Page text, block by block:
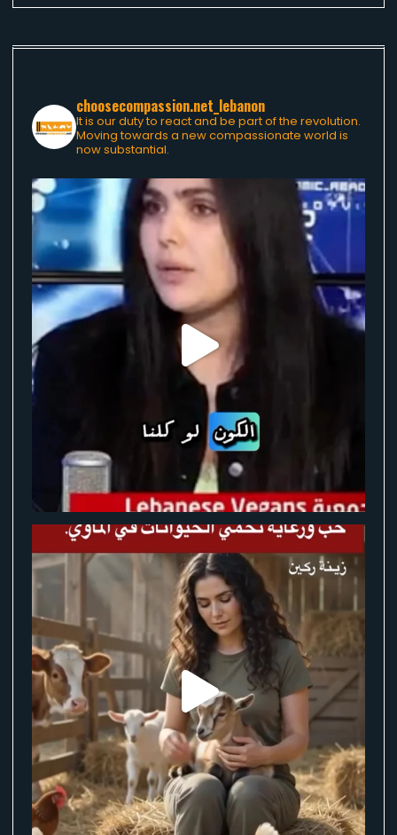
choosecompassion.net_lebanon
It is our duty to react and be part of the revolution.
Moving towards a new compassionate world is
now substantial.